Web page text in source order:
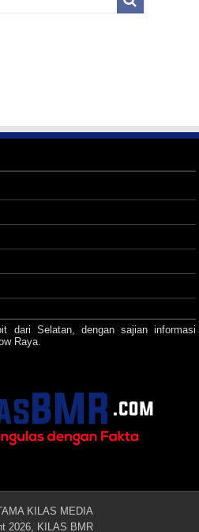
dari Selatan, dengan sajian informasi
Raya.
KILAS MEDIA
2026, KILAS BMR